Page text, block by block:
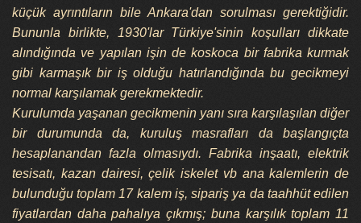
küçük ayrıntıların bile Ankara'dan sorulması gerektiğidir.
Bununla birlikte, 1930'lar Türkiye'sinin koşulları dikkate
alındığında ve yapılan işin de koskoca bir fabrika kurmak
gibi karmaşık bir iş olduğu hatırlandığında bu gecikmeyi
normal karşılamak gerekmektedir.
Kurulumda yaşanan gecikmenin yanı sıra karşılaşılan diğer
bir durumunda da, kuruluş masrafları da başlangıçta
hesaplanandan fazla olmasıydı. Fabrika inşaatı, elektrik
tesisatı, kazan dairesi, çelik iskelet vb ana kalemlerin de
bulunduğu toplam 17 kalem iş, sipariş ya da taahhüt edilen
fiyatlardan daha pahalıya çıkmış; buna karşılık toplam 11